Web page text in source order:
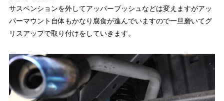
サスペンションを外してアッパーブッシュなどは変えますがアッ
パーマウント自体もかなり腐食が進んでいますので一旦磨いてグ
リスアップで取り付けをしていきます。